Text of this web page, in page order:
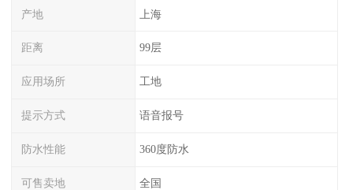
产地 上海
距离 99层
应用场所 工地
提示方式 语音报号
防水性能 360度防水
可售卖地 全国